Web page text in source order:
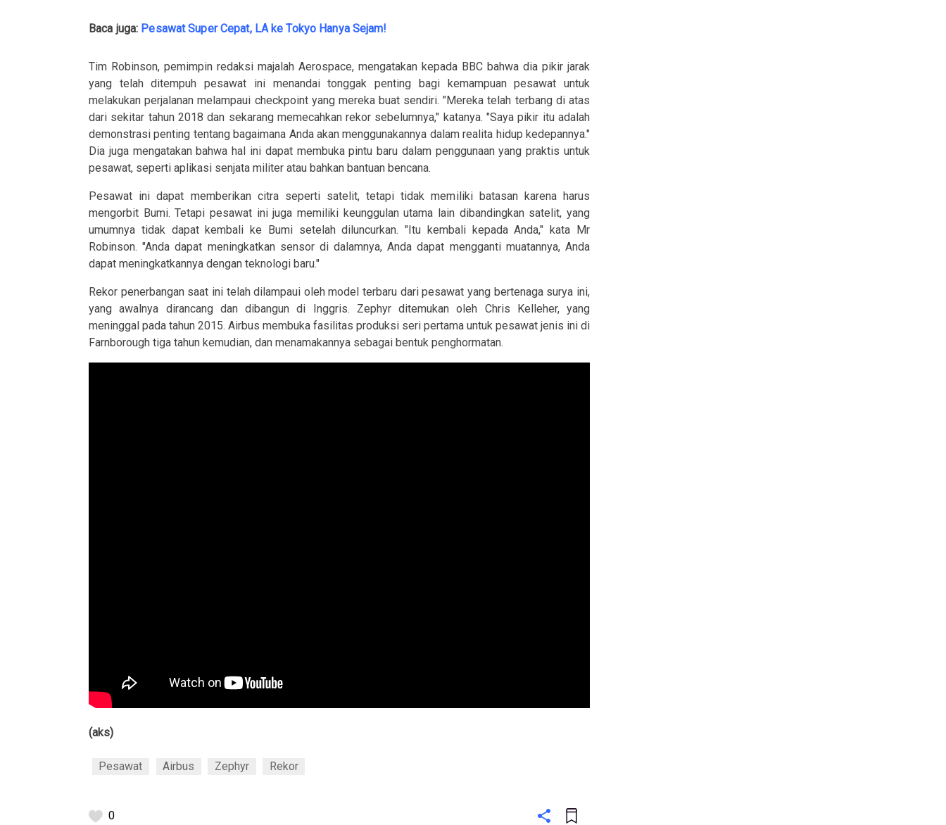
Baca juga: Pesawat Super Cepat, LA ke Tokyo Hanya Sejam!
Tim Robinson, pemimpin redaksi majalah Aerospace, mengatakan kepada BBC bahwa dia pikir jarak
yang telah ditempuh pesawat ini menandai tonggak penting bagi kemampuan pesawat untuk
melakukan perjalanan melampaui checkpoint yang mereka buat sendiri. "Mereka telah terbang di atas
dari sekitar tahun 2018 dan sekarang memecahkan rekor sebelumnya," katanya. "Saya pikir itu adalah
demonstrasi penting tentang bagaimana Anda akan menggunakannya dalam realita hidup kedepannya."
Dia juga mengatakan bahwa hal ini dapat membuka pintu baru dalam penggunaan yang praktis untuk
pesawat, seperti aplikasi senjata militer atau bahkan bantuan bencana.
Pesawat ini dapat memberikan citra seperti satelit, tetapi tidak memiliki batasan karena harus
mengorbit Bumi. Tetapi pesawat ini juga memiliki keunggulan utama lain dibandingkan satelit, yang
umumnya tidak dapat kembali ke Bumi setelah diluncurkan. "Itu kembali kepada Anda," kata Mr
Robinson. "Anda dapat meningkatkan sensor di dalamnya, Anda dapat mengganti muatannya, Anda
dapat meningkatkannya dengan teknologi baru."
Rekor penerbangan saat ini telah dilampaui oleh model terbaru dari pesawat yang bertenaga surya ini,
yang awalnya dirancang dan dibangun di Inggris. Zephyr ditemukan oleh Chris Kelleher, yang
meninggal pada tahun 2015. Airbus membuka fasilitas produksi seri pertama untuk pesawat jenis ini di
Farnborough tiga tahun kemudian, dan menamakannya sebagai bentuk penghormatan.
(aks)
Pesawat Airbus Zephyr Rekor
0